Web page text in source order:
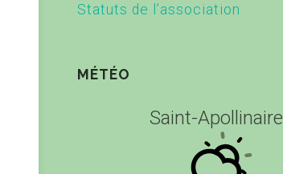
Statuts de l’association
MÉTÉO
Saint-Apollinaire